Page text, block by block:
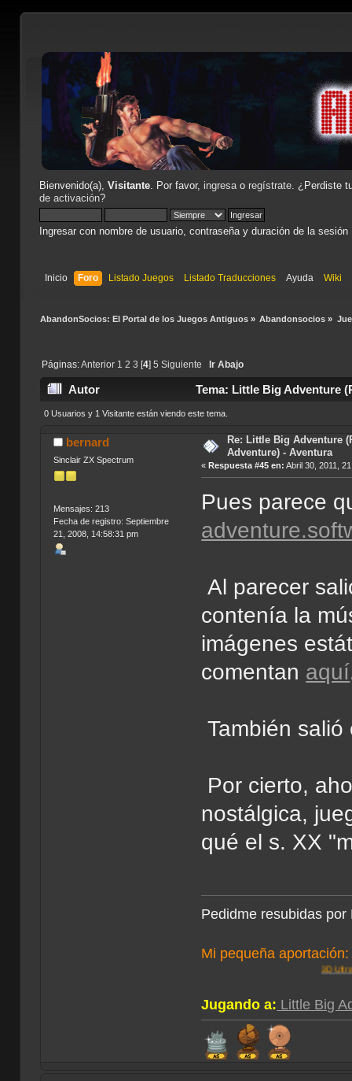
Bienvenido(a), Visitante. Por favor, ingresao regístrate. ¿Perdiste
de activación?
Ingresar con nombre de usuario, contraseña y duración de la sesión
Inicio Foro Listado Juegos Listado Traducciones Ayuda Wiki
AbandonSocios: El Portal de los Juegos Antiguos» Abandonsocios »
Páginas:Anterior 1 2 3 [4] 5 Siguiente Ir Abajo
Autor Tema: Little Big Adventure
0 Usuarios y 1 Visitante están viendo este tema.
bernard
Sinclair ZX Spectrum
Mensajes: 213
Fecha de registro: Septiembre
21, 2008, 14:58:31 pm
Re: Little Big Adventure
Adventure) - Aventura
«Respuesta #45 en: Abril 30, 2011,
Pues parece
Al parecer
contenía la
imágenes
comentan aquí
También
Por cierto,
nostálgica,
qué el s. XX
Pedidme resubidas
Mi pequeña aportación:
3D Ultra Minigolf||
Jugando a: Little Big